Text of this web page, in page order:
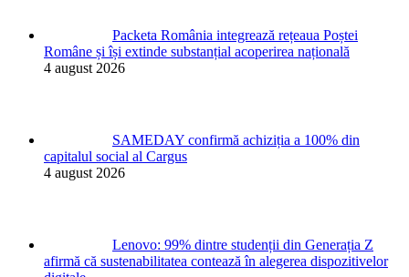
Packeta România integrează rețeaua Poștei
Române și își extinde substanțial acoperirea națională
4 august 2026
SAMEDAY confirmă achiziția a 100% din
capitalul social al Cargus
4 august 2026
Lenovo: 99% dintre studenții din Generația Z
afirmă că sustenabilitatea contează în alegerea dispozitivelor